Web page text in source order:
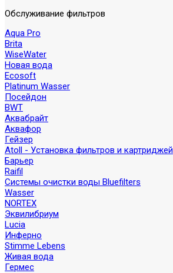
Обслуживание фильтров
Aqua Pro
Brita
WiseWater
Новая вода
Ecosoft
Platinum Wasser
Посейдон
BWT
Аквабрайт
Аквафор
Гейзер
Atoll - Установка фильтров и картриджей
Барьер
Raifil
Системы очистки воды Bluefilters
Wasser
NORTEX
Эквилибриум
Lucia
Инферно
Stimme Lebens
Живая вода
Гермес